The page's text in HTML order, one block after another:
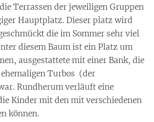
Terrassen der jeweiligen Gruppen
Hauptplatz. Dieser platz wird
die im Sommer sehr viel
diesem Baum ist ein Platz um
ausgestattete mit einer Bank, die
ehemaligen Turbos (der
Rundherum verläuft eine
Kinder mit den mit verschiedenen
können.